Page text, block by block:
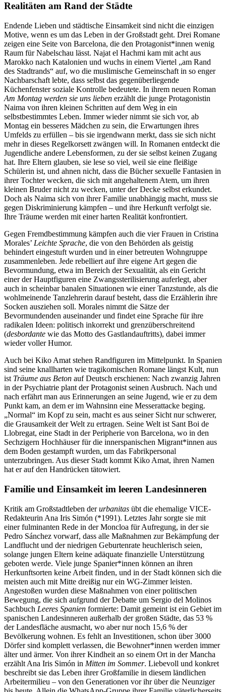
Realitäten am Rand der Städte
Endende Lieben und städtische Einsamkeit sind nicht die einzigen
Motive, wenn es um das Leben in der Großstadt geht. Drei Romane
zeigen eine Seite von Barcelona, die den Protagonist*innen wenig
Raum für Nabelschau lässt. Najat el Hachmi kam mit acht aus
Marokko nach Katalonien und wuchs in einem Viertel „am Rand
des Stadtrands“ auf, wo die muslimische Gemeinschaft in so enger
Nachbarschaft lebte, dass selbst das gegenüberliegende
Küchenfenster soziale Kontrolle bedeutete. In ihrem neuen Roman
Am Montag werden sie uns lieben erzählt die junge Protagonistin
Naima von ihren kleinen Schritten auf dem Weg in ein
selbstbestimmtes Leben. Immer wieder nimmt sie sich vor, ab
Montag ein besseres Mädchen zu sein, die Erwartungen ihres
Umfelds zu erfüllen – bis sie irgendwann merkt, dass sie sich nicht
mehr in dieses Regelkorsett zwängen will. In Romanen entdeckt die
Jugendliche andere Lebensformen, zu der sie selbst keinen Zugang
hat. Ihre Eltern glauben, sie lese so viel, weil sie eine fleißige
Schülerin ist, und ahnen nicht, dass die Bücher sexuelle Fantasien in
ihrer Tochter wecken, die sich mit angehaltenem Atem, um ihren
kleinen Bruder nicht zu wecken, unter der Decke selbst erkundet.
Doch als Naima sich von ihrer Familie unabhängig macht, muss sie
gegen Diskriminierung kämpfen – und ihre Herkunft verfolgt sie.
Ihre Träume werden mit einer harten Realität konfrontiert.
Gegen Fremdbestimmung kämpfen auch die vier Frauen in Cristina
Morales’ Leichte Sprache, die von den Behörden als geistig
behindert eingestuft wurden und in einer betreuten Wohngruppe
zusammenleben. Jede rebelliert auf ihre eigene Art gegen die
Bevormundung, etwa im Bereich der Sexualität, als ein Gericht
einer der Hauptfiguren eine Zwangssterilisierung auferlegt, aber
auch in scheinbar banalen Situationen wie einer Tanzstunde, als die
wohlmeinende Tanzlehrerin darauf besteht, dass die Erzählerin ihre
Socken ausziehen soll. Morales nimmt die Sätze der
Bevormundenden auseinander und findet eine Sprache für ihre
radikalen Ideen: politisch inkorrekt und grenzüberschreitend
(desbordante wie das Motto des Gastlandauftritts), dabei immer
wieder voller Humor.
Auch bei Kiko Amat stehen Randfiguren im Mittelpunkt. In Spanien
sind seine knallharten wie tragikomischen Romane längst Kult, nun
ist Träume aus Beton auf Deutsch erschienen: Nach zwanzig Jahren
in der Psychiatrie plant der Protagonist seinen Ausbruch. Nach und
nach erfährt man aus Erinnerungen an seine Jugend, wie er zu dem
Punkt kam, an dem er im Wahnsinn eine Messerattacke beging.
„Normal“ im Kopf zu sein, macht es aus seiner Sicht nur schwerer,
die Grausamkeit der Welt zu ertragen. Seine Welt ist Sant Boi de
Llobregat, eine Stadt in der Peripherie von Barcelona, wo in den
Sechzigern Hochhäuser für die innerspanischen Migrant*innen aus
dem Boden gestampft wurden, um das Fabrikpersonal
unterzubringen. Aus dieser Stadt kommt Kiko Amat, ihren Namen
hat er auf den Handrücken tätowiert.
Familie und Einsamkeit im leeren Landesinneren
Kritik am Großstadtleben derurbanitas übt die ehemalige VICE-
Redakteurin Ana Iris Simón (*1991). Letztes Jahr sorgte sie mit
einer fulminanten Rede in der Moncloa für Aufregung, in der sie
Pedro Sánchez vorwarf, dass alle Maßnahmen zur Bekämpfung der
Landflucht und der niedrigen Geburtenrate heuchlerisch seien,
solange jungen Eltern keine adäquate finanzielle Unterstützung
geboten werde. Viele junge Spanier*innen können an ihren
Herkunftsorten keine Arbeit finden, und in der Stadt können sich die
meisten auch mit Mitte dreißig nur ein WG-Zimmer leisten.
Angestoßen wurden diese Maßnahmen von einer politischen
Bewegung, die sich aufgrund der Debatte um Sergio del Molinos
Sachbuch Leeres Spanien formierte: Damit gemeint ist ein Gebiet im
spanischen Landesinneren außerhalb der großen Städte, das 53 %
der Landesfläche ausmacht, wo aber nur noch 15,6 % der
Bevölkerung wohnen. Es fehlt an Investitionen, schon über 3000
Dörfer sind komplett verlassen, die Bewohner*innen werden immer
älter und ärmer. Von ihrer Kindheit an so einem Ort in der Mancha
erzählt Ana Iris Simón in Mitten im Sommer. Liebevoll und konkret
beschreibt sie das Leben ihrer Großfamilie in diesem ländlichen
Arbeitermilieu – von den Generationen vor ihr über die Neunziger